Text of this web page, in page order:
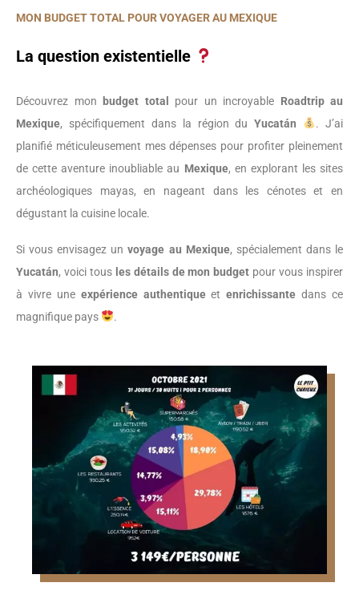
MON BUDGET TOTAL POUR VOYAGER AU MEXIQUE
La question existentielle
Découvrez mon budget total pour un incroyable Roadtrip au
Mexique, spécifiquement dans la région duYucatán
. J’ai
planifié méticuleusement mes dépenses pour profiter pleinement
de cette aventure inoubliable au Mexique, en explorant les sites
archéologiques mayas, en nageant dans les cénotes et en
dégustant la cuisine locale.
Si vous envisagez unvoyage au Mexique, spécialement dans le
Yucatán, voici tous les détails de mon budget pour vous inspirer
à vivre une expérience authentiqueetenrichissante dans ce
magnifique pays
.